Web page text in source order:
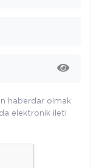
haberdar olmak
elektronik ileti